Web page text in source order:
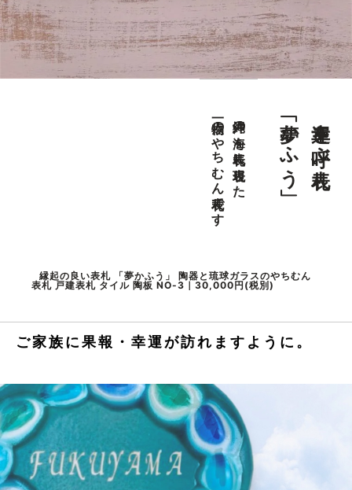
幸運を呼ぶ表札
「夢かふう」
沖縄の海を表札に表現した
一点物のやちむん表札です
縁起の良い表札 「夢かふう」 陶器と琉球ガラスのやちむん
表札 戸建表札 タイル 陶板 NO-3｜30,000円(税別)
ご家族に果報・幸運が訪れますように。